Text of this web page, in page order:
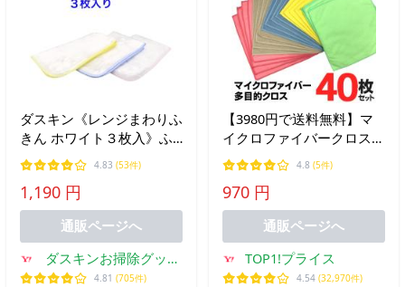
ダスキン《レンジまわりふ
きん ホワイト３枚入》ふ
きん キッチンクロス 大判
布巾 まとめ買い 爽やかホ
ワイト 最安値 新生活 引越
し duskin
4.83 (53件)
1,190 円
通販ページへ
ダスキンお掃除グッズ
のダスら・ら
4.81 (705件)
【3980円で送料無料】マ
イクロファイバークロス
40枚セット 洗車 水滴拭き
取り 超吸水 速乾 ふきん
洗剤不要 窓拭き 洗車タオ
ル 掃除 80S◇ 新クロス20
4.8 (5件)
970 円
通販ページへ
TOP1!プライス
4.54 (32,970件)